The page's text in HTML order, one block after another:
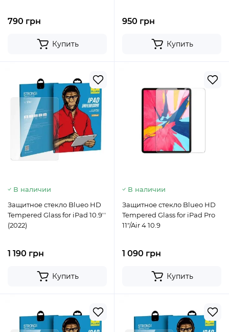
790 грн
Купить
950 грн
Купить
В наличии
Защитное стекло Blueo HD
Tempered Glass for iPad 10.9''
(2022)
1 190 грн
Купить
В наличии
Защитное стекло Blueo HD
Tempered Glass for iPad Pro
11"/Air 4 10.9
1 090 грн
Купить